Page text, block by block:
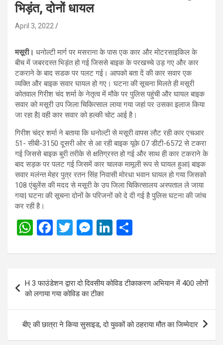
भिड़ंत, दोनों धायल
April 3, 2022
मसूरी। धनोल्टी मार्ग पर मसराना के पास एक कार और मोटरसाइकिल के
बीच में जबरदस्त भिड़ंत हो गई जिससे बाइक के परखच्चे उड़ गए और कार
टकराने के बाद सडक पर पलट गई। आपको बता दें की कार सवार एक
व्यक्ति और बाइक सवार घायल हो गए। घटना की सूचना मिलते ही मसूरी
कोतवाल गिरीश चंद शर्मा के नेतृत्व में मौके पर पुलिस पहुंची और घायल बाइक
सवार को मसूरी उप जिला चिकित्साल लाया गया जहां पर उसका इलाज किया
जा रहा है| वही कार सवार को हल्की चोट आई है।
गिरीश चंद्र शर्मा ने बताया कि धनोल्टी से मसूरी वापस लौट रही कार एचआर
51- सीबी-3150 दूसरी ओर से आ रही बाइक यूके 07 डीटी-6572 से टकरा
गई जिससे बाइक बुरी तरीके से क्षतिग्रस्त हो गई और साथ ही कार टकराने के
बाद सड़क पर पलट गई जिसमें कार चालक मामूली रूप से घायल हुआ| बाइक
सवार मलंन्त मेहर पुत्र रतन सिंह निवासी मोरधा भवान घायल हो गया जिसको
108 एंबुलेंस की मदद से मसूरी के उप जिला चिकित्सालय अस्पताल ले जाया
गया| घटना की सूचना दोनों के परिजनों को दे दी गई है पुलिस घटना की जांच
कर रही है।
W
at
s
A
p
p
F
ce
o
o
k
T
tt
er
M
se
n
g
er
Li
ke
dI
n
ar
navigation
H 3 फाउंडेशन द्वारा दो दिवसीय कोविड टीकाकरण अभियान में 400 लोगों
को लगाया गया कोविड का टीका
बीए की छात्रा ने किया सुसाइड, दो युवकों को ठहराया मौत का जिम्मेदार